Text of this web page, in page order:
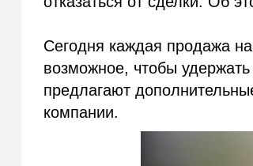
Сегодня каждая продажа
возможное, чтобы
предлагают
компании.